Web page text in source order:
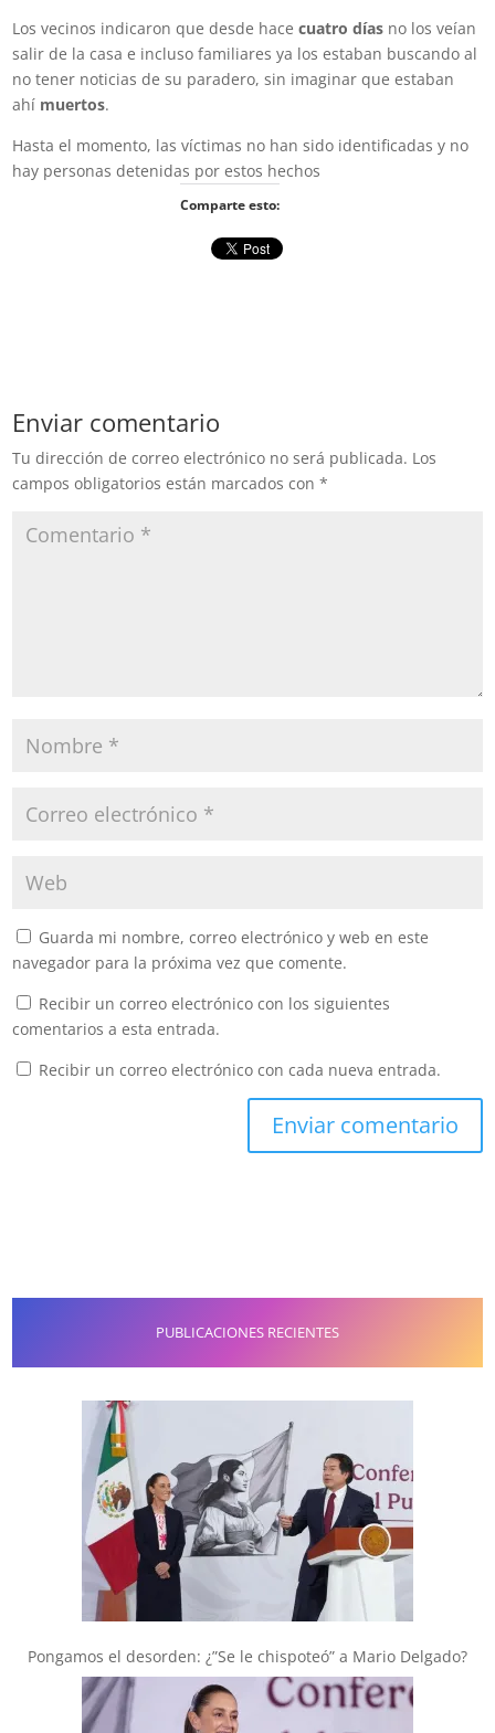
Los vecinos indicaron que desde hacecuatro días no los veían
salir de la casa e incluso familiares ya los estaban buscando al
no tener noticias de su paradero, sin imaginar que estaban
ahí muertos.
Hasta el momento, las víctimas no han sido identificadas y no
hay personas detenidas por estos hechos
Comparte esto:
Enviar comentario
Tu dirección de correo electrónico no será publicada. Los
campos obligatorios están marcados con*
Guarda mi nombre, correo electrónico y web en este
navegador para la próxima vez que comente.
Recibir un correo electrónico con los siguientes
comentarios a esta entrada.
Recibir un correo electrónico con cada nueva entrada.
PUBLICACIONES RECIENTES
Pongamos el desorden: ¿”Se le chispoteó” a Mario Delgado?